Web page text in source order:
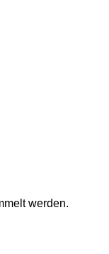
werden.